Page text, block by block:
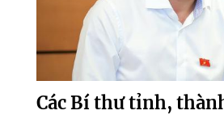
Các Bí thư tỉnh,